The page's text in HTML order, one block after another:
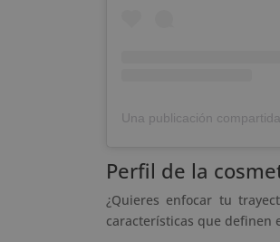
Perfil de la
¿Quieres enfocar tu
características que definen